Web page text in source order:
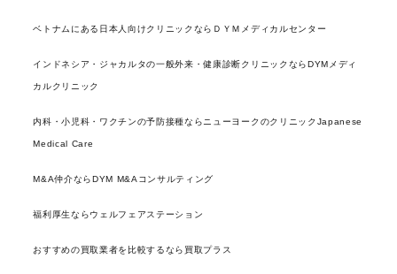
ベトナムにある日本人向けクリニックならＤＹＭメディカルセンター
インドネシア・ジャカルタの一般外来・健康診断クリニックならDYMメディ
カルクリニック
内科・小児科・ワクチンの予防接種ならニューヨークのクリニックJapanese
Medical Care
M&A仲介ならDYM M&Aコンサルティング
福利厚生ならウェルフェアステーション
おすすめの買取業者を比較するなら買取プラス